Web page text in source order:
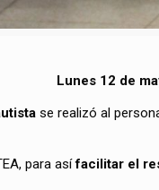
Lunes 12 de
se realizó al
para asífacilitar el